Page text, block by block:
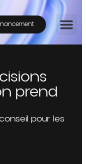
prend
pour les